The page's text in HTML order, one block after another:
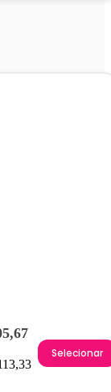
Selecionar